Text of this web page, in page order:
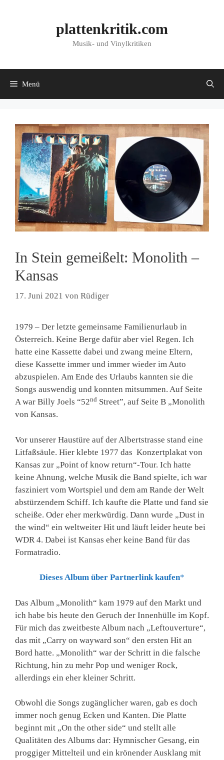
plattenkritik.com
Musik- und Vinylkritiken
Menü
In Stein gemeißelt: Monolith –
Kansas
17. Juni 2021 von Rüdiger
1979 – Der letzte gemeinsame Familienurlaub in
Österreich. Keine Berge dafür aber viel Regen. Ich
hatte eine Kassette dabei und zwang meine Eltern,
diese Kassette immer und immer wieder im Auto
abzuspielen. Am Ende des Urlaubs kannten sie die
Songs auswendig und konnten mitsummen. Auf Seite
A war Billy Joels “52nd Street”, auf Seite B „Monolith
von Kansas.
Vor unserer Haustüre auf der Albertstrasse stand eine
Litfaßsäule. Hier klebte 1977 das Konzertplakat von
Kansas zur „Point of know return“-Tour. Ich hatte
keine Ahnung, welche Musik die Band spielte, ich war
fasziniert vom Wortspiel und dem am Rande der Welt
abstürzendem Schiff. Ich kaufte die Platte und fand sie
scheiße. Oder eher merkwürdig. Dann wurde „Dust in
the wind“ ein weltweiter Hit und läuft leider heute bei
WDR 4. Dabei ist Kansas eher keine Band für das
Formatradio.
Dieses Album über Partnerlink kaufen*
Das Album „Monolith“ kam 1979 auf den Markt und
ich habe bis heute den Geruch der Innenhülle im Kopf.
Für mich das zweitbeste Album nach „Leftouverture“,
das mit „Carry on wayward son“ den ersten Hit an
Bord hatte. „Monolith“ war der Schritt in die falsche
Richtung, hin zu mehr Pop und weniger Rock,
allerdings ein eher kleiner Schritt.
Obwohl die Songs zugänglicher waren, gab es doch
immer noch genug Ecken und Kanten. Die Platte
beginnt mit „On the other side“ und stellt alle
Qualitäten des Albums dar: Hymnischer Gesang, ein
proggiger Mittelteil und ein krönender Ausklang mit